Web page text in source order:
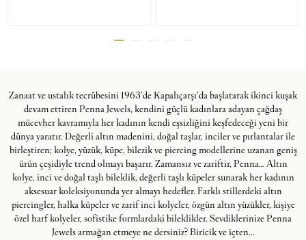
Zanaat ve ustalık tecrübesini 1963’de Kapalıçarşı’da başlatarak ikinci kuşak
devam ettiren Penna Jewels, kendini güçlü kadınlara adayan çağdaş
mücevher kavramıyla her kadının kendi eşsizliğini keşfedeceği yeni bir
dünya yaratır. Değerli altın madenini, doğal taşlar, inciler ve pırlantalar ile
birleştiren; kolye, yüzük, küpe, bilezik ve piercing modellerine uzanan geniş
ürün çeşidiyle trend olmayı başarır. Zamansız ve zariftir, Penna… Altın
kolye, inci ve doğal taşlı bileklik, değerli taşlı küpeler sunarak her kadının
aksesuar koleksiyonunda yer almayı hedefler. Farklı stillerdeki altın
piercingler, halka küpeler ve zarif inci kolyeler, özgün altın yüzükler, kişiye
özel harf kolyeler, sofistike formlardaki bileklikler. Sevdiklerinize Penna
Jewels armağan etmeye ne dersiniz? Biricik ve içten...